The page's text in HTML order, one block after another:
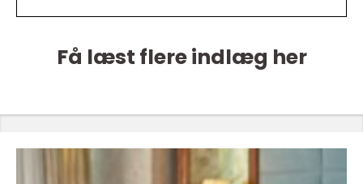
Få læst flere indlæg her